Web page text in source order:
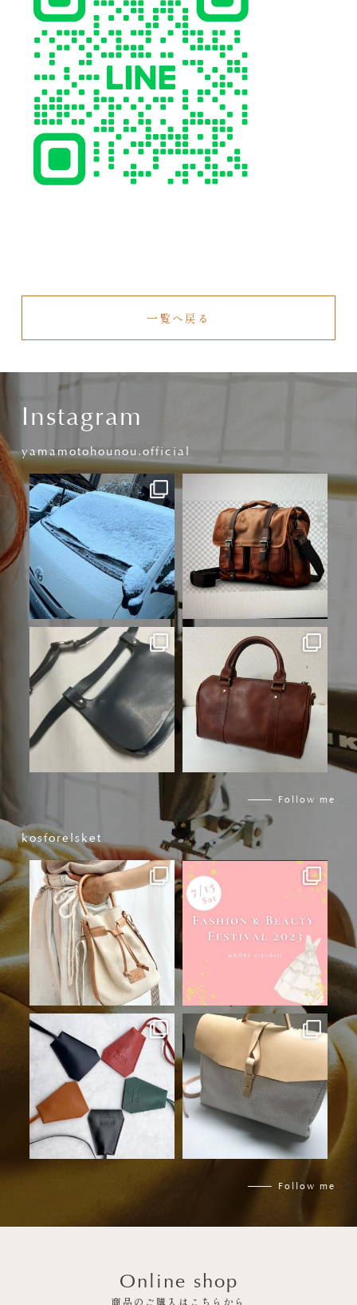
一覧へ戻る
Instagram
yamamotohounou.official
yamamotohounou.offi
cial
3月 20
cial
yamamotohounou.offi
cial
9月 29
yamamotohounou.offi
cial
9月 19
Follow me
kosforelsket
kosforelsket
8月 18 7月 15
kosforelsket
6月 23
kosforelsket
6月 6
Follow me
Online shop
商品のご購入はこちらから